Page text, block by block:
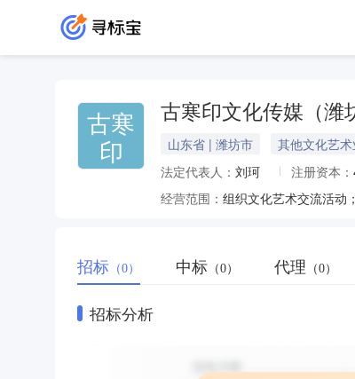
古寒
印
古寒印文化传媒（潍
山东省 | 潍坊市 其他文化艺术
法定代表人： 刘珂 注册资本：
经营范围：
招标 （0） 中标 （0） 代理 （0）
招标分析